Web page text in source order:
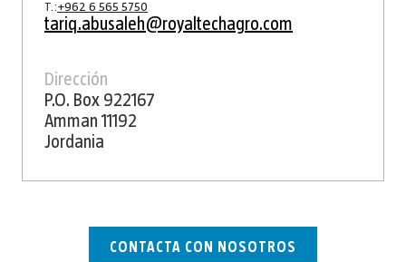
T.:+962 6 565 5750
tariq.abusaleh@royaltechagro.com
Dirección
P.O. Box 922167
Amman 11192
Jordania
CONTACTA CON NOSOTROS